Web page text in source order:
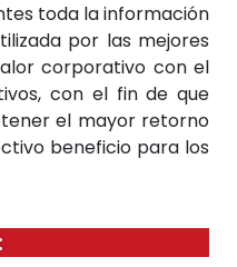
toda la información
por las mejores
corporativo con el
con el fin de que
el mayor retorno
beneficio para los